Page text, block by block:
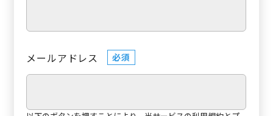
メールアドレス 必須